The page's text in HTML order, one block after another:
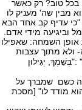
בכל טוב? רק כאשר
מבין שה' מעניק לו
"כי עדיף קב אחד הבא
וביגיעה מידי אדם.
אופן השמחה: שאפילו
ולא מתוך עצבות
:"בְּשִׁמְךָ, יְגִילוּן
כשם שמברך על
מודד לו" [מסכת